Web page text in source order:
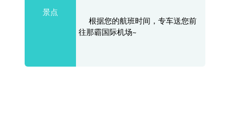
景点
根据您的航班时间，专车送您前
往那霸国际机场~